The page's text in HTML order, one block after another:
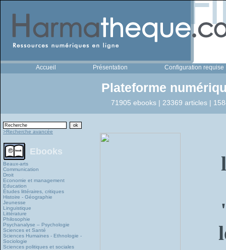
Accueil Présentation Configuration requise
Plateforme
71905 ebooks | 23369 articles |
>Recherche avancée
Ebooks
Beaux-arts
Communication
Droit
Economie et management
Education
Études littéraires, critiques
Histoire - Géographie
Jeunesse
Linguistique
Littérature
Philosophie
Psychanalyse – Psychologie
Sciences et Santé
Sciences Humaines - Ethnologie -
Sociologie
Sciences politiques et sociales